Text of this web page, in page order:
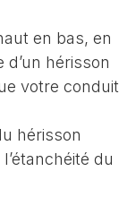
en bas, en
d’un hérisson
votre conduit
hérisson
du